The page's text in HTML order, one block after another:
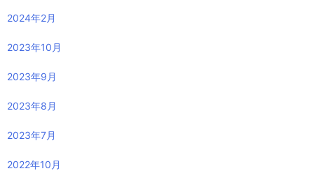
2024年2月
2023年10月
2023年9月
2023年8月
2023年7月
2022年10月